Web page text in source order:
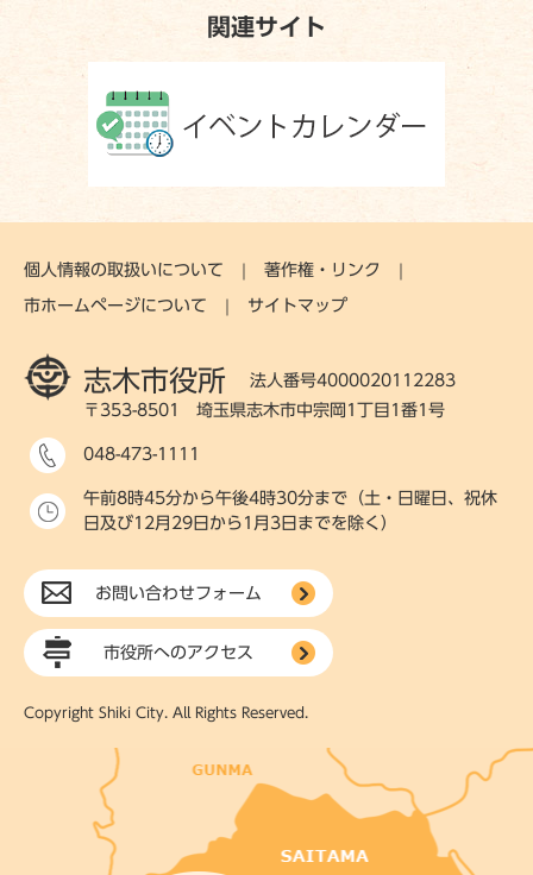
関連サイト
個人情報の取扱いについて 著作権・リンク
市ホームページについて サイトマップ
志木市役所
法人番号4000020112283
〒353-8501 埼玉県志木市中宗岡1丁目1番1号
048-473-1111
午前8時45分から午後4時30分まで（土・日曜日、祝休
日及び12月29日から1月3日までを除く）
お問い合わせフォーム
市役所へのアクセス
Copyright Shiki City. All Rights Reserved.